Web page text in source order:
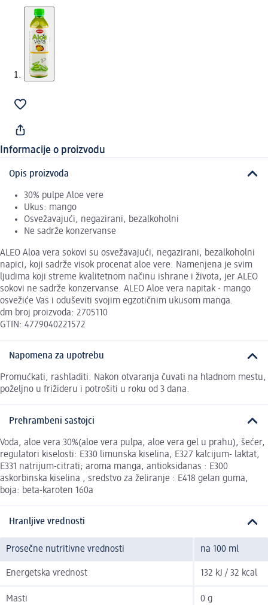
Informacije o proizvodu
Opis proizvoda
30% pulpe Aloe vere
Ukus: mango
Osvežavajući, negazirani, bezalkoholni
Ne sadrže konzervanse
ALEO Aloa vera sokovi su osvežavajući, negazirani, bezalkoholni
napici, koji sadrže visok procenat aloe vere. Namenjena je svim
ljudima koji streme kvalitetnom načinu ishrane i života, jer ALEO
sokovi ne sadrže konzervanse. ALEO Aloe vera napitak - mango
osvežiće Vas i oduševiti svojim egzotičnim ukusom manga.
dm broj proizvoda: 2705110
GTIN: 4779040221572
Napomena za upotrebu
Promućkati, rashladiti. Nakon otvaranja čuvati na hladnom mestu,
poželjno u frižideru i potrošiti u roku od 3 dana.
Prehrambeni sastojci
Voda, aloe vera 30%(aloe vera pulpa, aloe vera gel u prahu), šećer,
regulatori kiselosti: E330 limunska kiselina, E327 kalcijum- laktat,
E331 natrijum-citrati; aroma manga, antioksidanas : E300
askorbinska kiselina , sredstvo za želiranje : E418 gelan guma,
boja: beta-karoten 160a
Hranljive vrednosti
Prosečne nutritivne vrednosti na 100 ml
Energetska vrednost 132 kJ / 32 kcal
Masti 0 g